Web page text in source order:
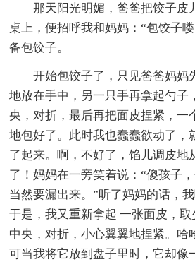
那天阳光明媚，爸爸把饺子皮
桌上，便招呼我和妈妈：“包饺子
备包饺子。
开始包饺子了，只见爸爸妈妈
地放在手中，另一只手再拿起勺子
央，对折，最后再把面皮捏紧，一
地包好了。此时我也蠢蠢欲动了，
了起来。啊，不好了，馅儿调皮地
了！妈妈在一旁笑着说：“傻孩子
当然要漏出来。”听了妈妈的话，
于是，我又重新拿起 一张面皮，
中央，对折，小心翼翼地捏紧。哈
可当我将它放到盘子里时，它却像